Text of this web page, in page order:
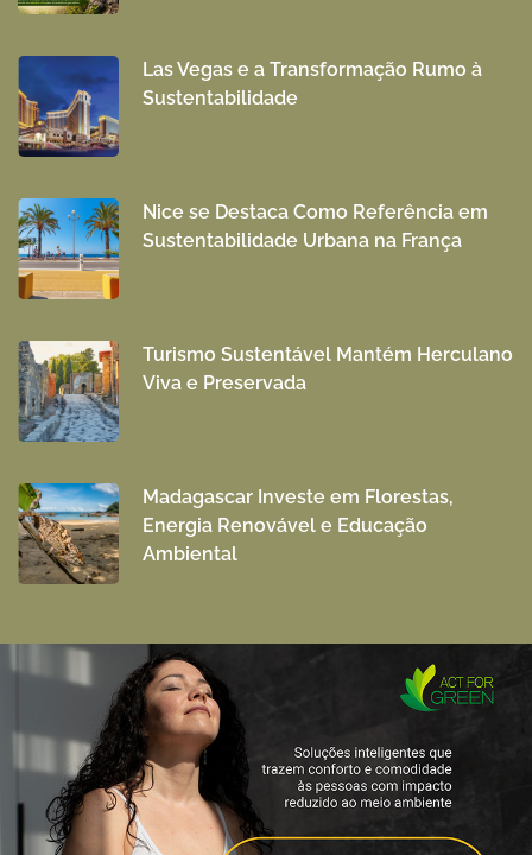
Las Vegas e a Transformação Rumo à
Sustentabilidade
Nice se Destaca Como Referência em
Sustentabilidade Urbana na França
Turismo Sustentável Mantém Herculano
Viva e Preservada
Madagascar Investe em Florestas,
Energia Renovável e Educação
Ambiental